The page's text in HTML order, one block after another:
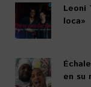
Leoni
loca»
en su